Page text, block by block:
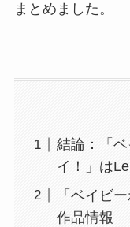
まとめました。
結論：「
イ！」は
「ベイビ
作品情報